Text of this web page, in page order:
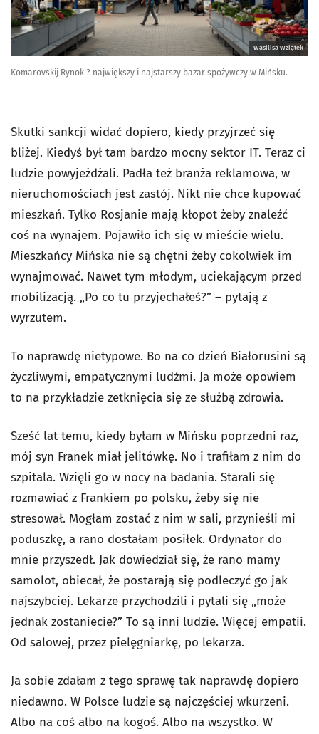
Wasilisa Wziątek
Komarovskij Rynok ? największy i najstarszy bazar spożywczy w Mińsku.
Skutki sankcji widać dopiero, kiedy przyjrzeć się
bliżej. Kiedyś był tam bardzo mocny sektor IT. Teraz ci
ludzie powyjeżdżali. Padła też branża reklamowa, w
nieruchomościach jest zastój. Nikt nie chce kupować
mieszkań. Tylko Rosjanie mają kłopot żeby znaleźć
coś na wynajem. Pojawiło ich się w mieście wielu.
Mieszkańcy Mińska nie są chętni żeby cokolwiek im
wynajmować. Nawet tym młodym, uciekającym przed
mobilizacją. „Po co tu przyjechałeś?” – pytają z
wyrzutem.
To naprawdę nietypowe. Bo na co dzień Białorusini są
życzliwymi, empatycznymi ludźmi. Ja może opowiem
to na przykładzie zetknięcia się ze służbą zdrowia.
Sześć lat temu, kiedy byłam w Mińsku poprzedni raz,
mój syn Franek miał jelitówkę. No i trafiłam z nim do
szpitala. Wzięli go w nocy na badania. Starali się
rozmawiać z Frankiem po polsku, żeby się nie
stresował. Mogłam zostać z nim w sali, przynieśli mi
poduszkę, a rano dostałam posiłek. Ordynator do
mnie przyszedł. Jak dowiedział się, że rano mamy
samolot, obiecał, że postarają się podleczyć go jak
najszybciej. Lekarze przychodzili i pytali się „może
jednak zostaniecie?” To są inni ludzie. Więcej empatii.
Od salowej, przez pielęgniarkę, po lekarza.
Ja sobie zdałam z tego sprawę tak naprawdę dopiero
niedawno. W Polsce ludzie są najczęściej wkurzeni.
Albo na coś albo na kogoś. Albo na wszystko. W